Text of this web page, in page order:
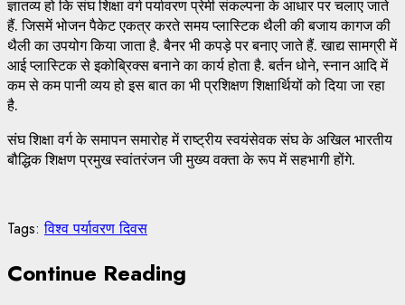
ज्ञातव्य हो कि संघ शिक्षा वर्ग पर्यावरण प्रेमी संकल्पना के आधार पर चलाए जाते
हैं. जिसमें भोजन पैकेट एकत्र करते समय प्लास्टिक थैली की बजाय कागज की
थैली का उपयोग किया जाता है. बैनर भी कपड़े पर बनाए जाते हैं. खाद्य सामग्री में
आई प्लास्टिक से इकोब्रिक्स बनाने का कार्य होता है. बर्तन धोने, स्नान आदि में
कम से कम पानी व्यय हो इस बात का भी प्रशिक्षण शिक्षार्थियों को दिया जा रहा
है.
संघ शिक्षा वर्ग के समापन समारोह में राष्ट्रीय स्वयंसेवक संघ के अखिल भारतीय
बौद्धिक शिक्षण प्रमुख स्वांतरंजन जी मुख्य वक्ता के रूप में सहभागी होंगे.
Tags:विश्व पर्यावरण दिवस
Continue Reading